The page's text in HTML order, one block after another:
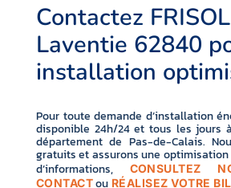
Contactez
Laventie 62840
installation
Pour toute demande d’installation
disponible 24h/24 et tous les jours
département de Pas-de-Calais.
gratuits et assurons une
d’informations,
CONSULTEZ
CONTACTou RÉALISEZ VOTRE